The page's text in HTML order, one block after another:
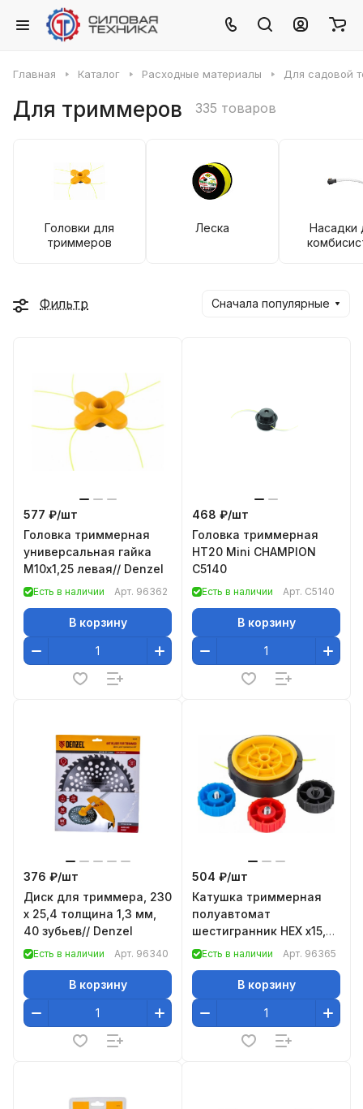
Главная Каталог Расходные материалы Для садовой
Для триммеров 335 товаров
Головки для
триммеров
Леска
Насадки
Фильтр Сначала популярные
577 ₽/шт
Головка триммерная
универсальная гайка
М10х1,25 левая// Denzel
Есть в наличии Арт. 96362
В корзину
468 ₽/шт
Головка триммерная
HT20 Mini CHAMPION
C5140
Есть в наличии Арт. C5140
В корзину
376 ₽/шт
Диск для триммера, 230
х 25,4 толщина 1,3 мм,
40 зубьев// Denzel
Есть в наличии Арт. 96340
В корзину
504 ₽/шт
Катушка триммерная
полуавтомат
шестигранник HEX х15,6
болт М6 правый М8
Есть в наличии Арт. 96365
В корзину